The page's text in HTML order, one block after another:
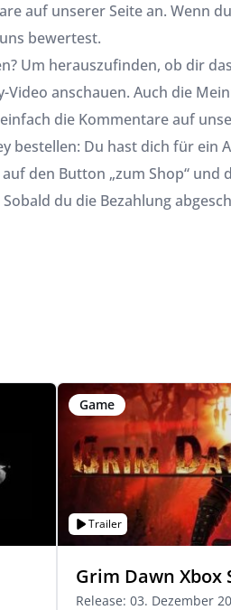
auf unserer Seite an. Wenn
bewertest.
Um herauszufinden, ob dir
Video anschauen. Auch die
die Kommentare auf
bestellen: Du hast dich für
den Button „zum Shop“
du die Bezahlung
Game
Trailer
Grim Dawn Xbox
Release: 03. Dezember